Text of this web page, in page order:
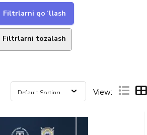
Filtrlarni tozalash
View: